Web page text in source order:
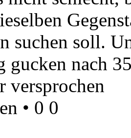
suchen soll.
gucken nach
versprochen
• 0 0